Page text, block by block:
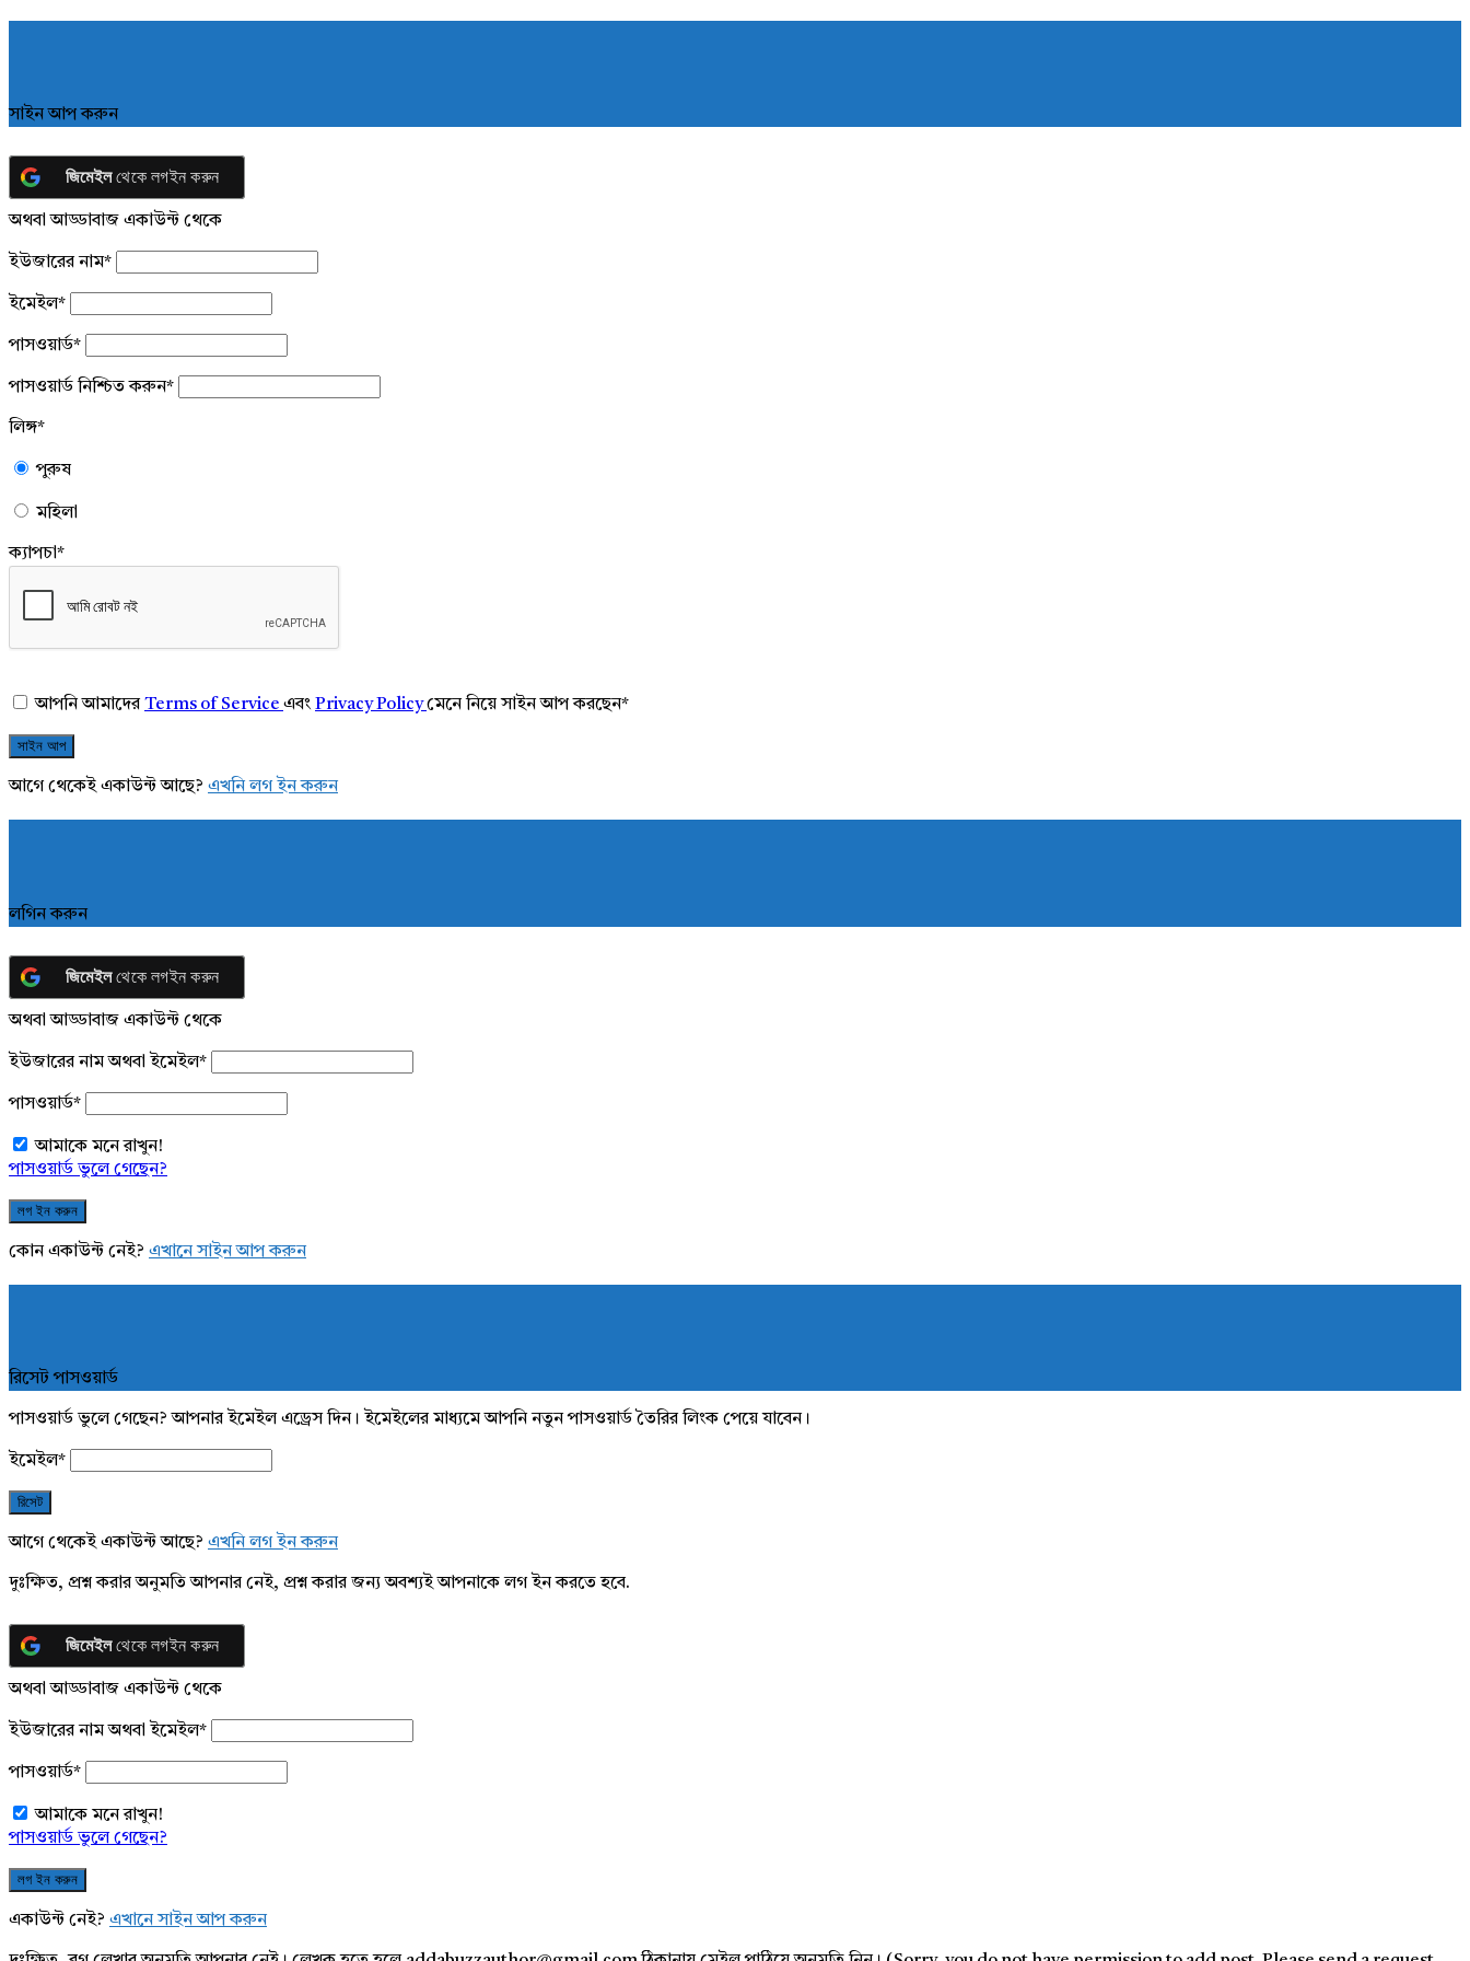
সাইন আপ করুন
জিমেইলথেকে লগইন করুন
অথবা আড্ডাবাজ একাউন্ট থেকে
ইউজারের নাম*
ইমেইল*
পাসওয়ার্ড*
পাসওয়ার্ড নিশ্চিত করুন*
লিঙ্গ*
পুরুষ
মহিলা
ক্যাপচা*
আপনি আমাদেরTerms of Service এবং Privacy Policyমেনে নিয়ে সাইন আপ করছেন*
আগে থেকেই একাউন্ট আছে? এখনি লগ ইন করুন
লগিন করুন
জিমেইলথেকে লগইন করুন
অথবা আড্ডাবাজ একাউন্ট থেকে
ইউজারের নাম অথবা ইমেইল*
পাসওয়ার্ড*
আমাকে মনে রাখুন!
পাসওয়ার্ড ভুলে গেছেন?
কোন একাউন্ট নেই? এখানে সাইন আপ করুন
রিসেট পাসওয়ার্ড
পাসওয়ার্ড ভুলে গেছেন? আপনার ইমেইল এড্রেস দিন। ইমেইলের মাধ্যমে আপনি নতুন পাসওয়ার্ড তৈরির লিংক পেয়ে যাবেন।
ইমেইল*
আগে থেকেই একাউন্ট আছে? এখনি লগ ইন করুন
দুঃক্ষিত, প্রশ্ন করার অনুমতি আপনার নেই, প্রশ্ন করার জন্য অবশ্যই আপনাকে লগ ইন করতে হবে.
জিমেইলথেকে লগইন করুন
অথবা আড্ডাবাজ একাউন্ট থেকে
ইউজারের নাম অথবা ইমেইল*
পাসওয়ার্ড*
আমাকে মনে রাখুন!
পাসওয়ার্ড ভুলে গেছেন?
একাউন্ট নেই? এখানে সাইন আপ করুন